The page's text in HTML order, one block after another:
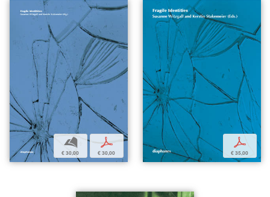
b
€ 30,00
p
€ 30,00
p
€ 35,00